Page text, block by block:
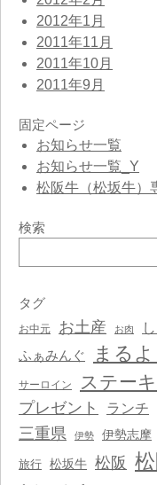
2012年1月
2011年11月
2011年10月
2011年9月
固定ページ
お知らせ一覧
お知らせ一覧_Y
松阪牛（松坂牛
検索
索
タグ
お中元 お土産 お肉
ふぁみんぐ まるよ
サーロイン ステーキ
プレゼント ランチ
三重県 伊勢 伊勢志摩
旅行 松坂牛 松阪